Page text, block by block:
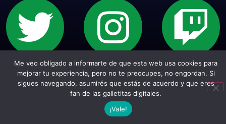
Sitio web creado con Wordpress. Todos los
empepiderechos reservados.
Me veo obligado a informarte de que esta web usa cookies para
mejorar tu experiencia, pero no te preocupes, no engordan. Si
sigues navegando, asumirés que estás de acuerdo y que eres
fan de las galletitas digitales.
¡Vale!